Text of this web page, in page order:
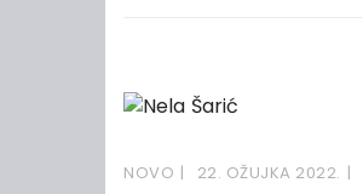
NOVO 22. OŽUJKA 2022.